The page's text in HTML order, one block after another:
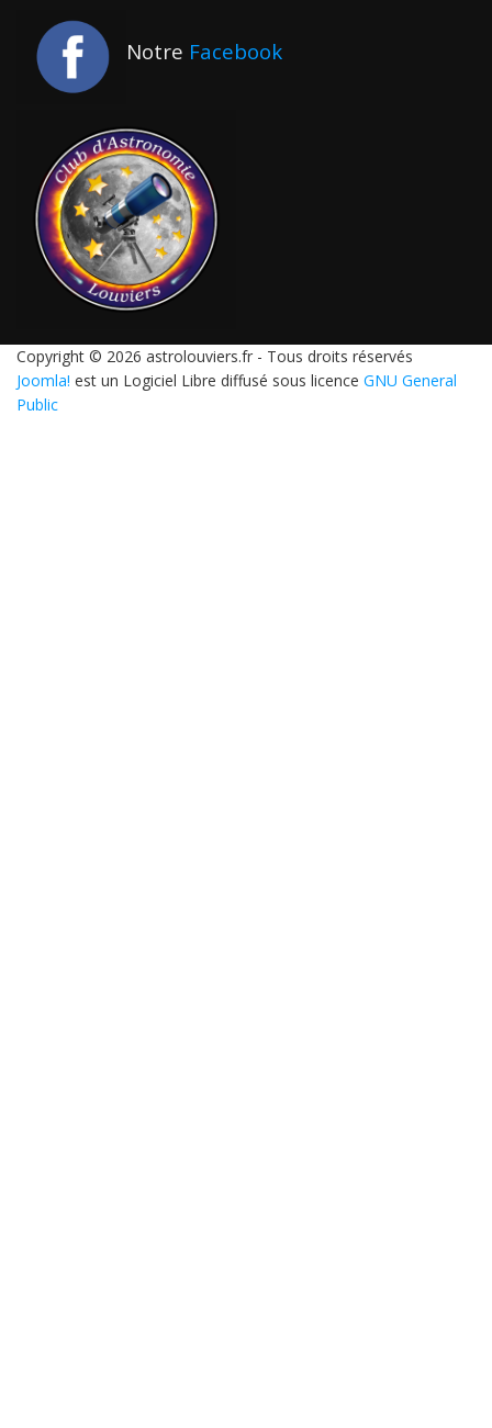
Notre Facebook
Copyright © 2026 astrolouviers.fr - Tous droits réservés
Joomla! est un Logiciel Libre diffusé sous licence GNU General
Public